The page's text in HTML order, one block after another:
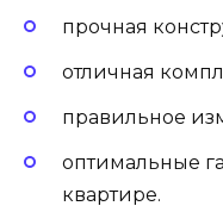
прочная
отличная
правильное
оптимальные
квартире.